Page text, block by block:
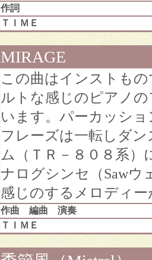
作詞
ＴＩＭＥ
MIRAGE
この曲はインストも
ルトな感じのピアノ
います。パーカッシ
フレーズは一転しダ
ム（ＴＲ－８０８系）
ナログシンセ（Sawウ
感じのするメロディ
作曲 編曲 演奏
ＴＩＭＥ